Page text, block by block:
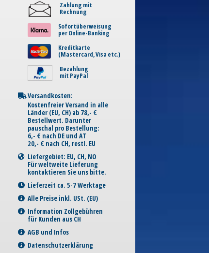
Zahlung mit
Rechnung
Sofortüberweisung
per Online-Banking
Kreditkarte
(Mastercard, Visa etc.)
Bezahlung
mit PayPal
Versandkosten:
Kostenfreier Versand in alle
Länder (EU, CH) ab 78,- €
Bestellwert. Darunter
pauschal pro Bestellung:
6,- € nach DE und AT
20,- € nach CH, restl. EU
Liefergebiet: EU, CH, NO
Für weltweite Lieferung
kontaktieren Sie uns bitte.
Lieferzeit ca. 5-7 Werktage
Alle Preise inkl. USt. (EU)
Information Zollgebühren
für Kunden aus CH
AGB und Infos
Datenschutzerklärung